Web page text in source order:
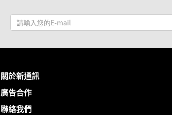
請
輸
E-
mail
關於新通訊
廣告合作
聯絡我們